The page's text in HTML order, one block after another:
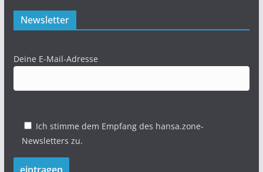
Newsletter
Deine E-Mail-Adresse
Ich stimme dem Empfang des hansa.zone-
Newsletters zu.